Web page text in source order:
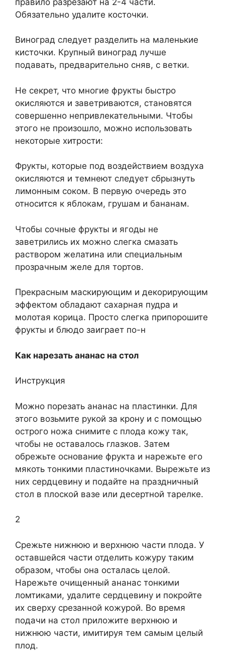
Обязательно удалите косточки.
Виноград следует разделить на маленькие
кисточки. Крупный виноград лучше
подавать, предварительно сняв, с ветки.
Не секрет, что многие фрукты быстро
окисляются и заветриваются, становятся
совершенно непривлекательными. Чтобы
этого не произошло, можно использовать
некоторые хитрости:
Фрукты, которые под воздействием воздуха
окисляются и темнеют следует сбрызнуть
лимонным соком. В первую очередь это
относится к яблокам, грушам и бананам.
Чтобы сочные фрукты и ягоды не
заветрились их можно слегка смазать
раствором желатина или специальным
прозрачным желе для тортов.
Прекрасным маскирующим и декорирующим
эффектом обладают сахарная пудра и
молотая корица. Просто слегка припорошите
фрукты и блюдо заиграет по-н
Как нарезать ананас на стол
Инструкция
Можно порезать ананас на пластинки. Для
этого возьмите рукой за крону и с помощью
острого ножа снимите с плода кожу так,
чтобы не оставалось глазков. Затем
обрежьте основание фрукта и нарежьте его
мякоть тонкими пластиночками. Вырежьте из
них сердцевину и подайте на праздничный
стол в плоской вазе или десертной тарелке.
2
Срежьте нижнюю и верхнюю части плода. У
оставшейся части отделить кожуру таким
образом, чтобы она осталась целой.
Нарежьте очищенный ананас тонкими
ломтиками, удалите сердцевину и покройте
их сверху срезанной кожурой. Во время
подачи на стол приложите верхнюю и
нижнюю части, имитируя тем самым целый
плод.